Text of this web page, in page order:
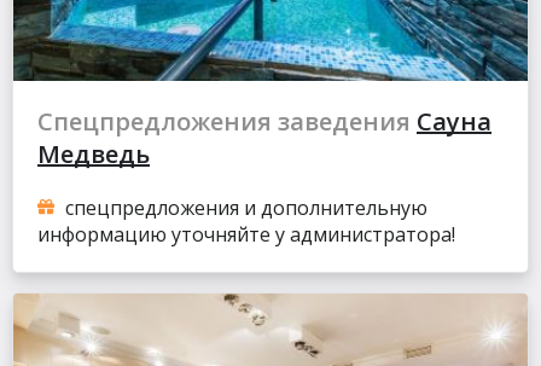
Спецпредложения заведения Сауна
Медведь
спецпредложения и дополнительную
информацию уточняйте у администратора!